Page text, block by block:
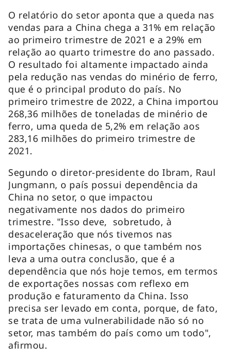
O relatório do setor aponta que a queda nas
vendas para a China chega a 31% em relação
ao primeiro trimestre de 2021 e a 29% em
relação ao quarto trimestre do ano passado.
O resultado foi altamente impactado ainda
pela redução nas vendas do minério de ferro,
que é o principal produto do país. No
primeiro trimestre de 2022, a China importou
268,36 milhões de toneladas de minério de
ferro, uma queda de 5,2% em relação aos
283,16 milhões do primeiro trimestre de
2021.
Segundo o diretor-presidente do Ibram, Raul
Jungmann, o país possui dependência da
China no setor, o que impactou
negativamente nos dados do primeiro
trimestre. "Isso deve, sobretudo, à
desaceleração que nós tivemos nas
importações chinesas, o que também nos
leva a uma outra conclusão, que é a
dependência que nós hoje temos, em termos
de exportações nossas com reflexo em
produção e faturamento da China. Isso
precisa ser levado em conta, porque, de fato,
se trata de uma vulnerabilidade não só no
setor, mas também do país como um todo",
afirmou.